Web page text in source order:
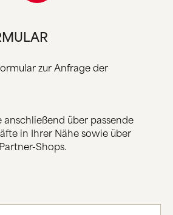
zur Anfrage der
über passende
in Ihrer Nähe sowie über
Shops.